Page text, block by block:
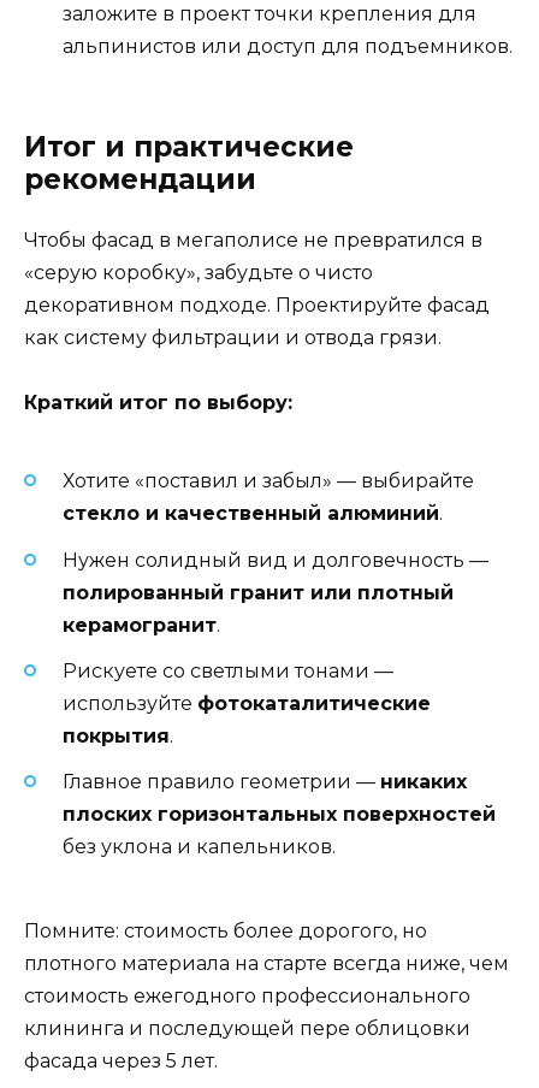
заложите в проект точки крепления для
альпинистов или доступ для подъемников.
Итог и практические
рекомендации
Чтобы фасад в мегаполисе не превратился в
«серую коробку», забудьте о чисто
декоративном подходе. Проектируйте фасад
как систему фильтрации и отвода грязи.
Краткий итог по выбору:
Хотите «поставил и забыл» — выбирайте
стекло и качественный алюминий.
Нужен солидный вид и долговечность —
полированный гранит или плотный
керамогранит.
Рискуете со светлыми тонами —
используйте фотокаталитические
покрытия.
Главное правило геометрии — никаких
плоских горизонтальных поверхностей
без уклона и капельников.
Помните: стоимость более дорогого, но
плотного материала на старте всегда ниже, чем
стоимость ежегодного профессионального
клининга и последующей пере облицовки
фасада через 5 лет.